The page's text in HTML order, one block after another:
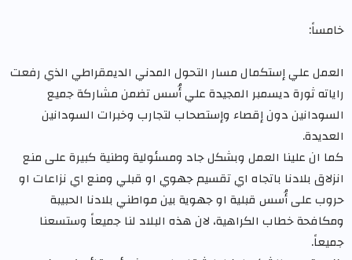
خامساً:
العمل علي إستكمال مسار التحول المدني الديمقراطي الذي رفعت
راياته ثورة ديسمبر المجيدة علي أُسس تضمن مشاركة جميع
السودانين دون إقصاء وإستصحاب لتجارب وخبرات السودانين
العديدة.
كما ان علينا العمل وبشكل جاد ومسئولية وطنية كبيرة على منع
انزلاق بلادنا باتجاه اي تقسيم جهوي او قبلي ومنع اي نزاعات او
حروب على أُسس قبلية او جهوية بين مواطني بلادنا الحبيبة
ومكافحة خطاب الكراهية، لان هذه البلاد لنا جميعاً وستسعنا
جميعاً.